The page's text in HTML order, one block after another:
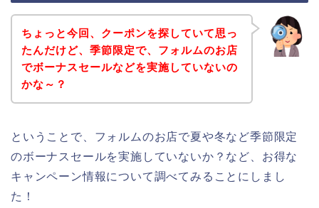
ちょっと今回、クーポンを探していて思っ
たんだけど、季節限定で、フォルムのお店
でボーナスセールなどを実施していないの
かな～？
ということで、フォルムのお店で夏や冬など季節限定
のボーナスセールを実施していないか？など、お得な
キャンペーン情報について調べてみることにしまし
た！